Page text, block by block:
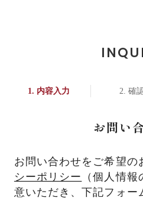
内容入力 確
お問い
お問い合わせをご希望の
シーポリシー
（個人情
意いただき、下記フォー